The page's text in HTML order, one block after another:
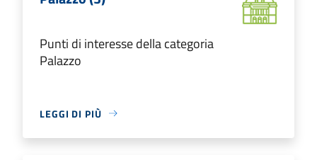
Punti di interesse della categoria
Palazzo
LEGGI DI PIÙ